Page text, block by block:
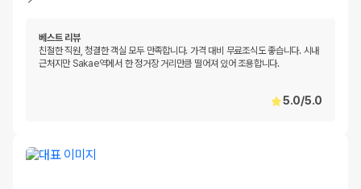
베스트 리뷰
친절한 직원, 청결한 객실 모두 만족합니다. 가격 대비 무료조식도 좋습니다. 시내
근처지만 Sakae역에서 한 정거장 거리만큼 떨어져 있어 조용합니다.
5.0/5.0